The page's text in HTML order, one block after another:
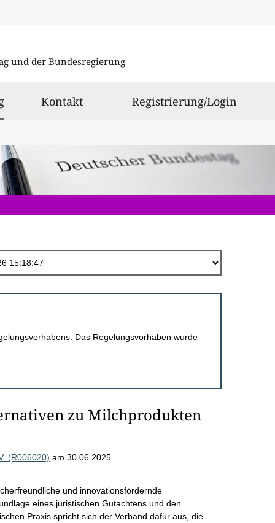
und der Bundesregierung
ausgewählt
Kontakt Registrierung/Login
Das Regelungsvorhaben wurde
zu Milchprodukten
(R006020) am 30.06.2025
und innovationsfördernde
eines juristischen Gutachtens und den
Praxis spricht sich der Verband dafür aus, die